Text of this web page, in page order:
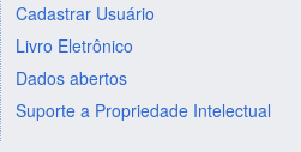
Cadastrar Usuário
Livro Eletrônico
Dados abertos
Suporte a Propriedade Intelectual